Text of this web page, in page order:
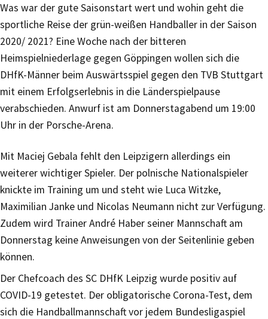
Was war der gute Saisonstart wert und wohin geht die
sportliche Reise der grün-weißen Handballer in der Saison
2020/ 2021? Eine Woche nach der bitteren
Heimspielniederlage gegen Göppingen wollen sich die
DHfK-Männer beim Auswärtsspiel gegen den TVB Stuttgart
mit einem Erfolgserlebnis in die Länderspielpause
verabschieden. Anwurf ist am Donnerstagabend um 19:00
Uhr in der Porsche-Arena.
Mit Maciej Gebala fehlt den Leipzigern allerdings ein
weiterer wichtiger Spieler. Der polnische Nationalspieler
knickte im Training um und steht wie Luca Witzke,
Maximilian Janke und Nicolas Neumann nicht zur Verfügung.
Zudem wird Trainer André Haber seiner Mannschaft am
Donnerstag keine Anweisungen von der Seitenlinie geben
können.
Der Chefcoach des SC DHfK Leipzig wurde positiv auf
COVID-19 getestet. Der obligatorische Corona-Test, dem
sich die Handballmannschaft vor jedem Bundesligaspiel